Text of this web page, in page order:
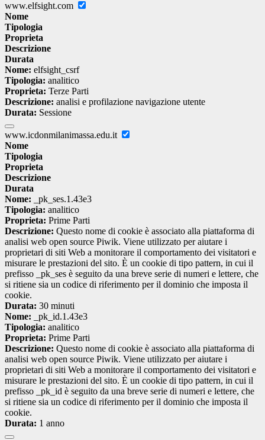
www.elfsight.com
Nome
Tipologia
Proprieta
Descrizione
Durata
Nome: elfsight_csrf
Tipologia: analitico
Proprieta: Terze Parti
Descrizione: analisi e profilazione navigazione utente
Durata: Sessione
www.icdonmilanimassa.edu.it
Nome
Tipologia
Proprieta
Descrizione
Durata
Nome: _pk_ses.1.43e3
Tipologia: analitico
Proprieta: Prime Parti
Descrizione: Questo nome di cookie è associato alla piattaforma di
analisi web open source Piwik. Viene utilizzato per aiutare i
proprietari di siti Web a monitorare il comportamento dei visitatori e
misurare le prestazioni del sito. È un cookie di tipo pattern, in cui il
prefisso _pk_ses è seguito da una breve serie di numeri e lettere, che
si ritiene sia un codice di riferimento per il dominio che imposta il
cookie.
Durata: 30 minuti
Nome: _pk_id.1.43e3
Tipologia: analitico
Proprieta: Prime Parti
Descrizione: Questo nome di cookie è associato alla piattaforma di
analisi web open source Piwik. Viene utilizzato per aiutare i
proprietari di siti Web a monitorare il comportamento dei visitatori e
misurare le prestazioni del sito. È un cookie di tipo pattern, in cui il
prefisso _pk_id è seguito da una breve serie di numeri e lettere, che
si ritiene sia un codice di riferimento per il dominio che imposta il
cookie.
Durata: 1 anno